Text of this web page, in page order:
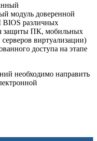
модуль доверенной
BIOS различных
защиты ПК, мобильных
виртуализации)
доступа на этапе
необходимо направить